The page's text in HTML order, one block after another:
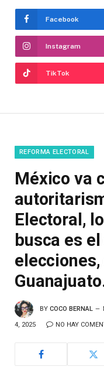
Facebook
Instagram
TikTok
REFORMA ELECTORAL
México va
Electoral,
busca es
BY COCO BERNAL
4, 2025 NO HAY